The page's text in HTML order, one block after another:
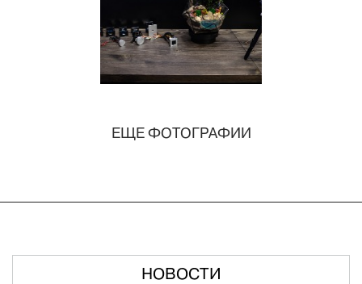
ЕЩЕ ФОТОГРАФИИ
НОВОСТИ